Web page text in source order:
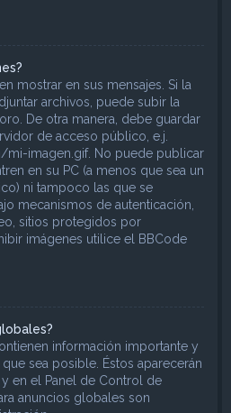
mostrar en sus mensajes. Si la
archivos, puede subir la
De otra manera, debe guardar
de acceso público, e.j.
imagen.gif. No puede publicar
en su PC (a menos que sea un
ni tampoco las que se
mecanismos de autenticación,
sitios protegidos por
imágenes utilice el BBCode
información importante y
sea posible. Éstos aparecerán
en el Panel de Control de
anuncios globales son